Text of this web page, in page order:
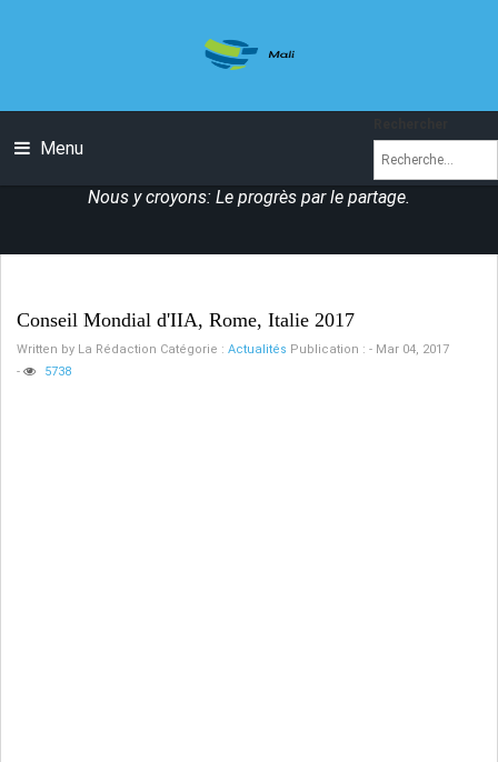
Menu
Nous y croyons: Le progrès par le partage.
Conseil Mondial d'IIA, Rome, Italie 2017
Written by La Rédaction Catégorie : Actualités Publication : - Mar 04, 2017
-
5738